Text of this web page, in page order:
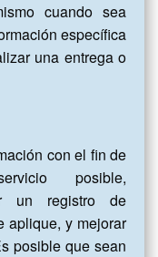
cuando sea
específica
una entrega o
con el fin de
posible,
un registro de
aplique, y mejorar
posible que sean